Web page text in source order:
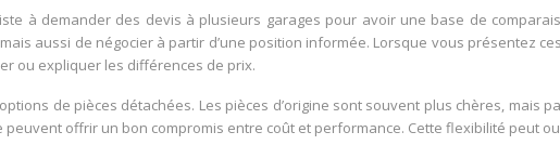
à demander des devis à plusieurs garages pour avoir une base de
aussi de négocier à partir d’une position informée. Lorsque vous présentez
ou expliquer les différences de prix.
de pièces détachées. Les pièces d’origine sont souvent plus chères,
offrir un bon compromis entre coût et performance. Cette flexibilité peut